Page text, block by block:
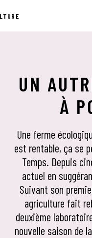
UN
À
Une ferme
est rentable, ça se
Temps. Depuis
actuel en
Suivant son
agriculture fait
deuxième
nouvelle saison de